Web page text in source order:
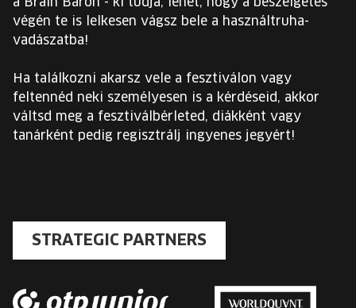
végén te is lelkesen vágsz bele a használtruha-
vadászatba!
Ha találkozni akarsz vele a fesztiválon vagy
feltennéd neki személyesen is a kérdéseid, akkor
váltsd meg a fesztiválbérleted, diákként vagy
tanárként pedig regisztrálj ingyenes jegyért!
STRATEGIC PARTNERS